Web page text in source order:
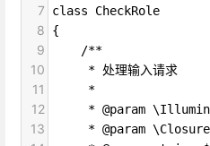
7
class CheckRole
8 {
9
    /**
10
     * 处理输入请求
11
     *
12
* @param
13
* @param